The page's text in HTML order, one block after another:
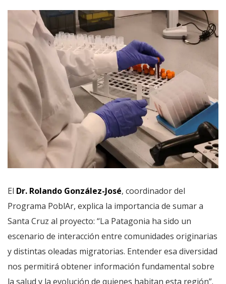
El Dr. Rolando González-José, coordinador del
Programa PoblAr, explica la importancia de sumar a
Santa Cruz al proyecto: “La Patagonia ha sido un
escenario de interacción entre comunidades originarias
y distintas oleadas migratorias. Entender esa diversidad
nos permitirá obtener información fundamental sobre
la salud y la evolución de quienes habitan esta región”.